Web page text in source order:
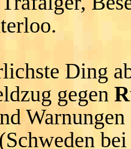
Ding
gegen